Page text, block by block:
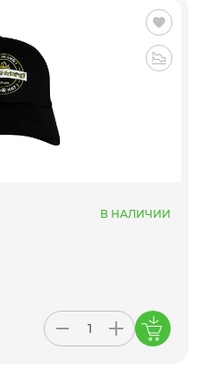
В НАЛИЧИИ